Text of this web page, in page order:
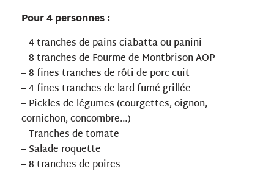
Pour 4 personnes :
– 4 tranches de pains ciabatta ou panini
– 8 tranches de Fourme de Montbrison AOP
– 8 fines tranches de rôti de porc cuit
– 4 fines tranches de lard fumé grillée
– Pickles de légumes (courgettes, oignon,
cornichon, concombre…)
– Tranches de tomate
– Salade roquette
– 8 tranches de poires